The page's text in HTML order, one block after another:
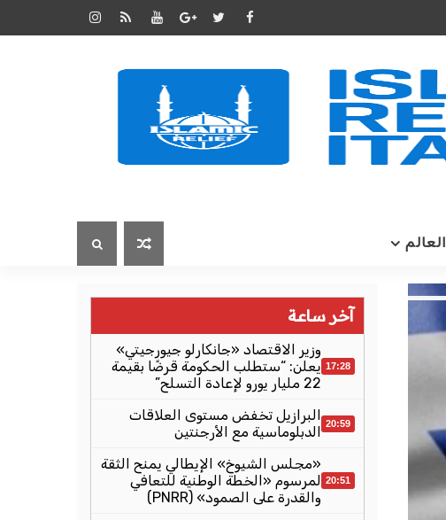
العالم
آخر ساعة
17:28
وزير الاقتصاد «جانكارلو جيورجيتي»
يعلن: “ستطلب الحكومة قرضًا بقيمة
22 مليار يورو لإعادة التسلح”
20:59 البرازيل تخفض مستوى العلاقات
الدبلوماسية مع الأرجنتين
20:51
«مجلس الشيوخ» الإيطالي يمنح الثقة
لمرسوم «الخطة الوطنية للتعافي
والقدرة على الصمود» (PNRR)